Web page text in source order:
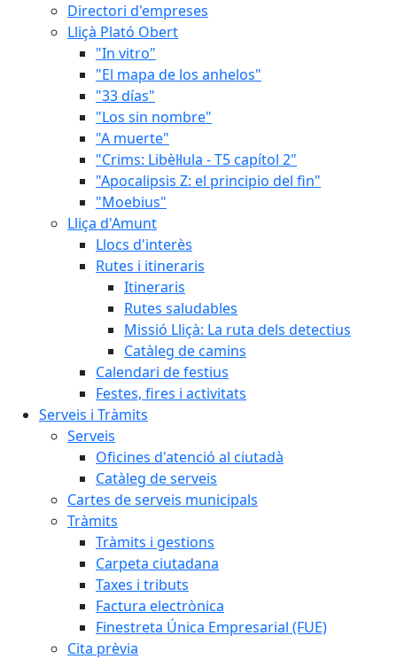
Directori d'empreses
Lliçà Plató Obert
"In vitro"
"El mapa de los anhelos"
"33 días"
"Los sin nombre"
"A muerte"
"Crims: Libèl·lula - T5 capítol 2"
"Apocalipsis Z: el principio del fin"
"Moebius"
Lliça d'Amunt
Llocs d'interès
Rutes i itineraris
Itineraris
Rutes saludables
Missió Lliçà: La ruta dels detectius
Catàleg de camins
Calendari de festius
Festes, fires i activitats
Serveis i Tràmits
Serveis
Oficines d'atenció al ciutadà
Catàleg de serveis
Cartes de serveis municipals
Tràmits
Tràmits i gestions
Carpeta ciutadana
Taxes i tributs
Factura electrònica
Finestreta Única Empresarial (FUE)
Cita prèvia